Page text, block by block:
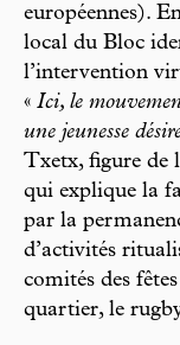
européennes).
local du Bloc
l’intervention
« Ici, le
une jeunesse
Txetx, figure de
qui explique la
par la
d’activités
comités des
quartier, le